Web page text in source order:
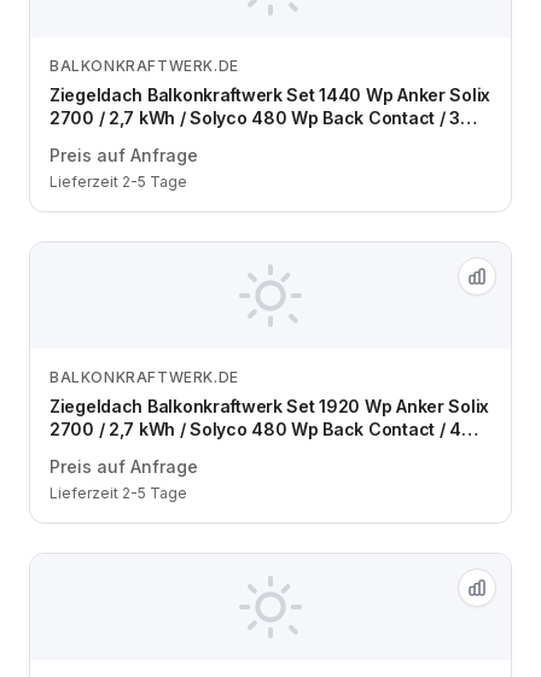
Zum Angebot
BALKONKRAFTWERK.DE
Ziegeldach Balkonkraftwerk Set 1440 Wp Anker Solix
2700 / 2,7 kWh / Solyco 480 Wp Back Contact / 3
Preis auf Anfrage
Lieferzeit 2-5 Tage
Zum Angebot
BALKONKRAFTWERK.DE
Ziegeldach Balkonkraftwerk Set 1920 Wp Anker Solix
2700 / 2,7 kWh / Solyco 480 Wp Back Contact / 4
Preis auf Anfrage
Lieferzeit 2-5 Tage